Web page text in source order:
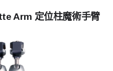
Arm 定位柱魔術手臂